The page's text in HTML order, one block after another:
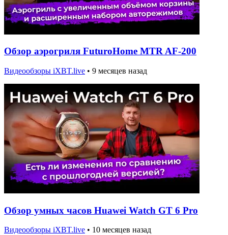
Обзор аэрогриля FuturoHome MTR AF-200
Видеообзоры iXBT.live • 9 месяцев назад
Обзор умных часов Huawei Watch GT 6 Pro
Видеообзоры iXBT.live • 10 месяцев назад